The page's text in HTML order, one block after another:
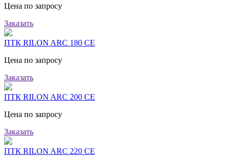
Цена по запросу
Заказать
ПТК RILON ARC 180 CE
Цена по запросу
Заказать
ПТК RILON ARC 200 CE
Цена по запросу
Заказать
ПТК RILON ARC 220 CE